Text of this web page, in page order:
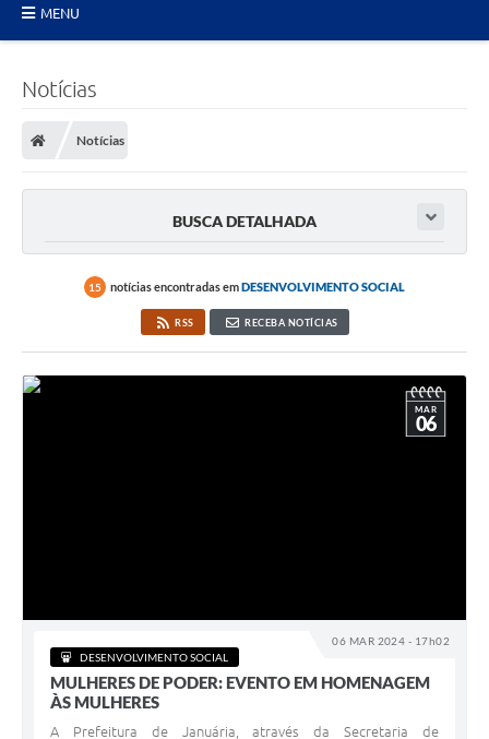
MENU
Secretarias
Editais
Transparência Pública
Cavernas do Peruaçu
Galeria de Fotos
Galeria de Vídeos
Notícias
Notícias
BUSCA DETALHADA
15 notícias encontradas emDESENVOLVIMENTO SOCIAL
RSS RECEBA NOTÍCIAS
06 MAR 2024 - 17h02
MAR
06
DESENVOLVIMENTO SOCIAL
MULHERES DE PODER: EVENTO EM HOMENAGEM
ÀS MULHERES
A Prefeitura de Januária, através da Secretaria de